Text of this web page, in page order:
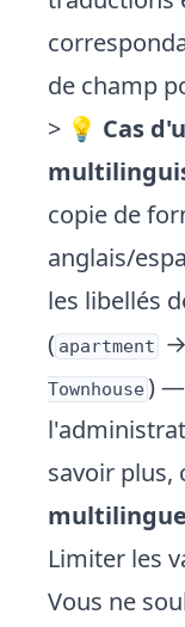
de champ
> 💡 Cas
copie de
anglais/
les libellés
( apartment →
Townhouse) —
savoir plus,
Limiter les
Vous ne